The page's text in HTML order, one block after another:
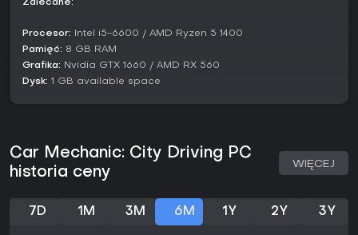
Zalecane:
Procesor: Intel i5-6600 / AMD Ryzen 5 1400
Pamięć: 8 GB RAM
Grafika: Nvidia GTX 1660 / AMD RX 560
Dysk: 1 GB available space
Car Mechanic: City Driving PC
historia ceny
WIĘCEJ
7D 1M 3M 6M 1Y 2Y 3Y